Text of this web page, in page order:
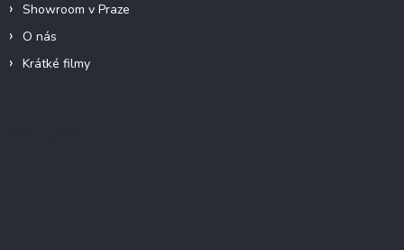
Showroom v Praze
O nás
Krátké filmy